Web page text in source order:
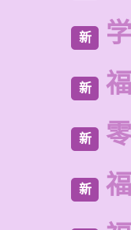
新
新
新
新